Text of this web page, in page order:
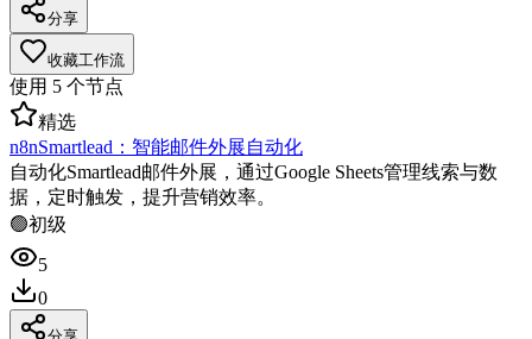
分享
收藏工作流
使用 5 个节点
精选
n8nSmartlead：智能邮件外展自动化
自动化Smartlead邮件外展，通过Google Sheets管理线索与数
据，定时触发，提升营销效率。
🟢初级
5
0